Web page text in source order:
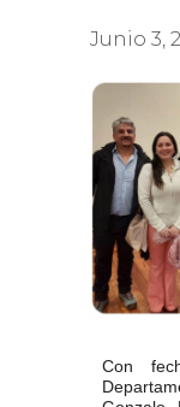
Junio 3,
Con